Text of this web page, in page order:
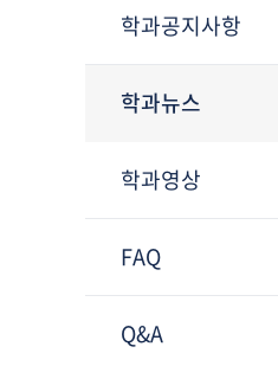
학과공지사항
학과뉴스
학과영상
FAQ
Q&A